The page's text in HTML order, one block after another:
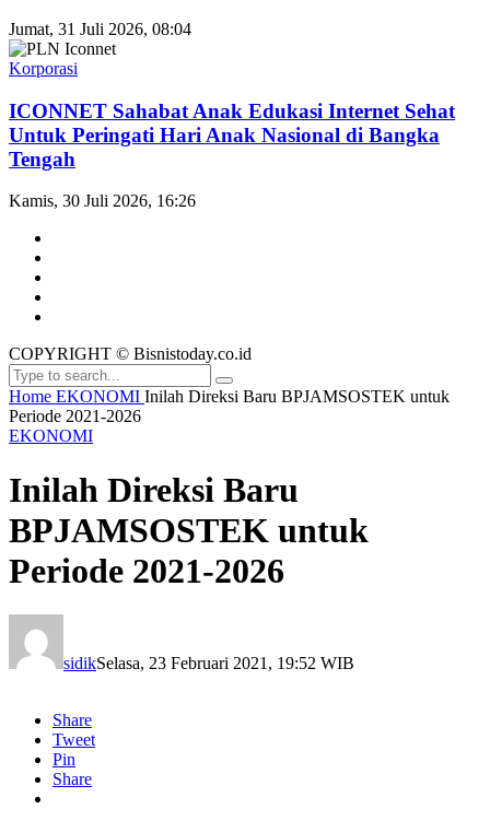
Jumat, 31 Juli 2026, 08:04
Korporasi
ICONNET Sahabat Anak Edukasi Internet Sehat
Untuk Peringati Hari Anak Nasional di Bangka
Tengah
Kamis, 30 Juli 2026, 16:26
COPYRIGHT © Bisnistoday.co.id
Home EKONOMI Inilah Direksi Baru BPJAMSOSTEK untuk
Periode 2021-2026
EKONOMI
Inilah Direksi Baru
BPJAMSOSTEK untuk
Periode 2021-2026
sidikSelasa, 23 Februari 2021, 19:52 WIB
Share
Tweet
Pin
Share